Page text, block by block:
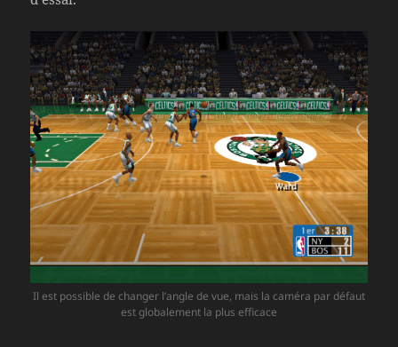
Il est possible de changer l’angle de vue, mais la caméra par défaut
est globalement la plus efficace